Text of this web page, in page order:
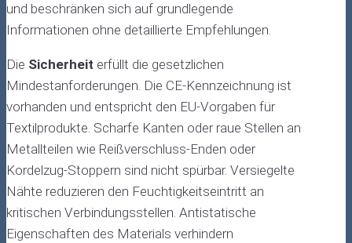
und beschränken sich auf grundlegende
Informationen ohne detaillierte Empfehlungen.
Die Sicherheit erfüllt die gesetzlichen
Mindestanforderungen. Die CE-Kennzeichnung ist
vorhanden und entspricht den EU-Vorgaben für
Textilprodukte. Scharfe Kanten oder raue Stellen an
Metallteilen wie Reißverschluss-Enden oder
Kordelzug-Stoppern sind nicht spürbar. Versiegelte
Nähte reduzieren den Feuchtigkeitseintritt an
kritischen Verbindungsstellen. Antistatische
Eigenschaften des Materials verhindern